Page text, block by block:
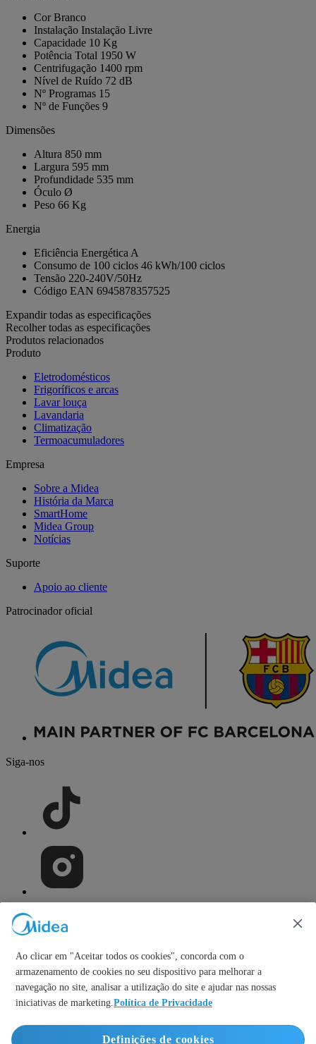
Cor Branco
Instalação Instalação Livre
Capacidade 10 Kg
Potência Total 1950 W
Centrifugação 1400 rpm
Nível de Ruído 72 dB
Nº Programas 15
Nº de Funções 9
Dimensões
Altura 850 mm
Largura 595 mm
Profundidade 535 mm
Óculo Ø
Peso 66 Kg
Energia
Eficiência Energética A
Consumo de 100 ciclos 46 kWh/100 ciclos
Tensão 220-240V/50Hz
Código EAN 6945878357525
Expandir todas as especificações
Recolher todas as especificações
Produtos relacionados
Produto
Eletrodomésticos
Frigoríficos e arcas
Lavar louça
Lavandaria
Climatização
Termoacumuladores
Empresa
Sobre a Midea
História da Marca
SmartHome
Midea Group
Notícias
Suporte
Apoio ao cliente
Patrocinador oficial
Siga-nos
Simply ideal
Ao clicar em "Aceitar todos os cookies", concorda com o
armazenamento de cookies no seu dispositivo para melhorar a
navegação no site, analisar a utilização do site e ajudar nas nossas
iniciativas de marketing.Política de Privacidade
Definições de cookies